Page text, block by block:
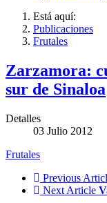
Está aquí:
Publicaciones
Frutales
Zarzamora:
sur de Sinaloa
Detalles
03 Julio 2012
Frutales
Previous
Next Article